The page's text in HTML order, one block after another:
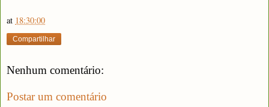
at 18:30:00
Compartilhar
Nenhum comentário:
Postar um comentário